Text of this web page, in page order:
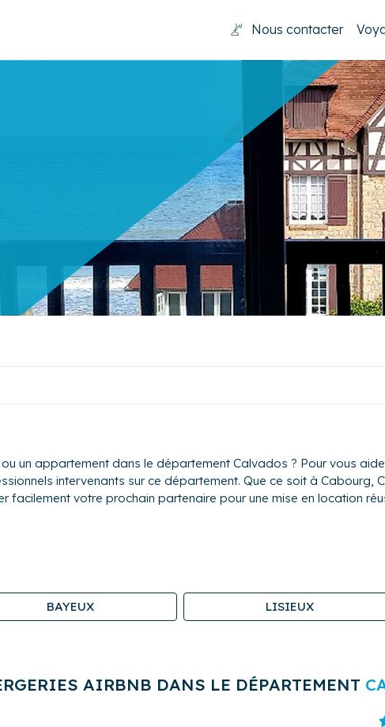
Nous contacter
un appartement dans le département Calvados ? Pour vous
intervenants sur ce département. Que ce soit à Cabourg,
facilement votre prochain partenaire pour une mise en location
BAYEUX LISIEUX
AIRBNB DANS LE DÉPARTEMENT